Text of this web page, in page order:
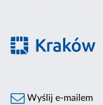
Wyślij e-mailem